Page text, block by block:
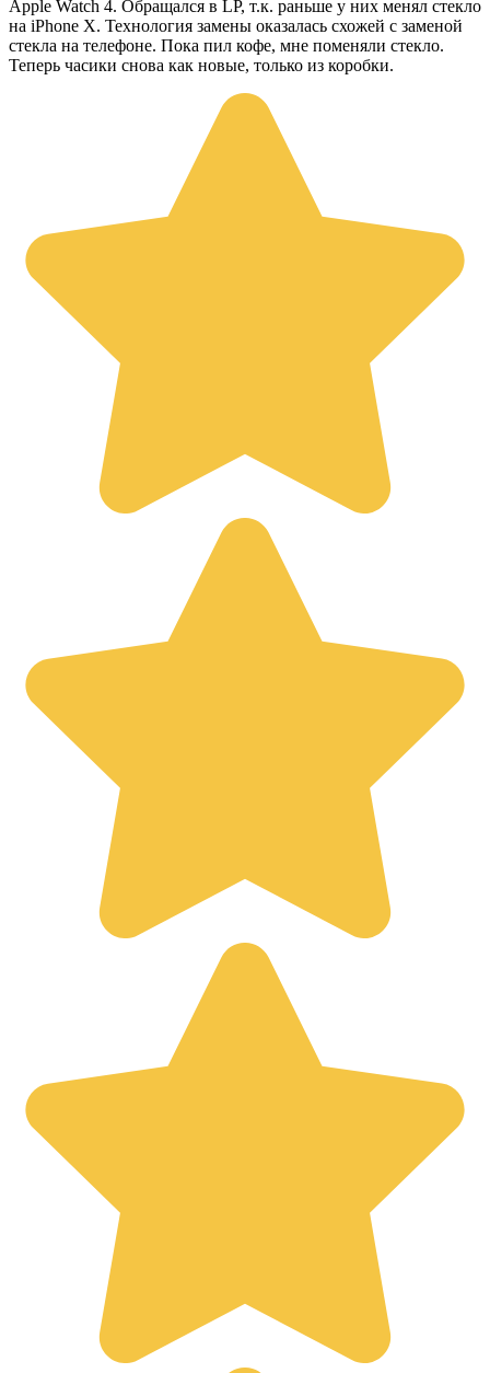
Apple Watch 4. Обращался в LP, т.к. раньше у них менял стекло
на iPhone X. Технология замены оказалась схожей с заменой
стекла на телефоне. Пока пил кофе, мне поменяли стекло.
Теперь часики снова как новые, только из коробки.